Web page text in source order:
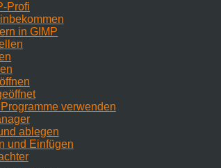
-Profi
in GIMP
verwenden
ablegen
und Einfügen